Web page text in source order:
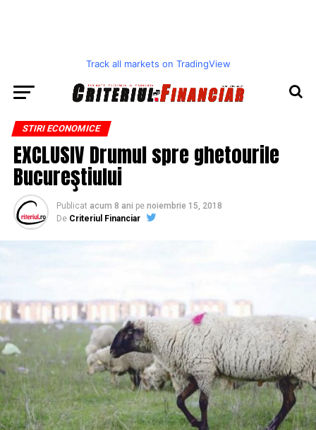
Track all markets on TradingView
STIRI ECONOMICE
EXCLUSIV Drumul spre ghetourile
Bucureştiului
Publicat acum 8 ani pe noiembrie 15, 2018
De Criteriul Financiar